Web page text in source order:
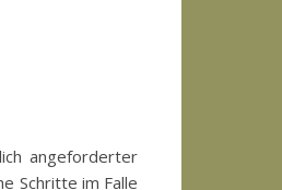
angeforderter
Schritte im Falle